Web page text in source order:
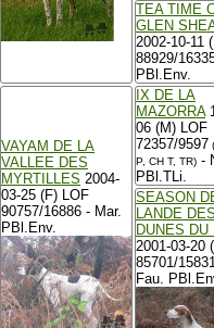
TEA TIME
GLEN
2002-10-11
88929/
PBl.Env.
VAYAM DE LA
VALLEE DES
MYRTILLES 2004-
03-25 (F) LOF
90757/16886 - Mar.
PBl.Env.
IX DE LA
MAZORRA
06 (M) LOF
72357/9597
P, CH T, TR) -
PBl.TLi.
SEASON
LANDE
DUNES DU
2001-03-20
85701/
Fau.